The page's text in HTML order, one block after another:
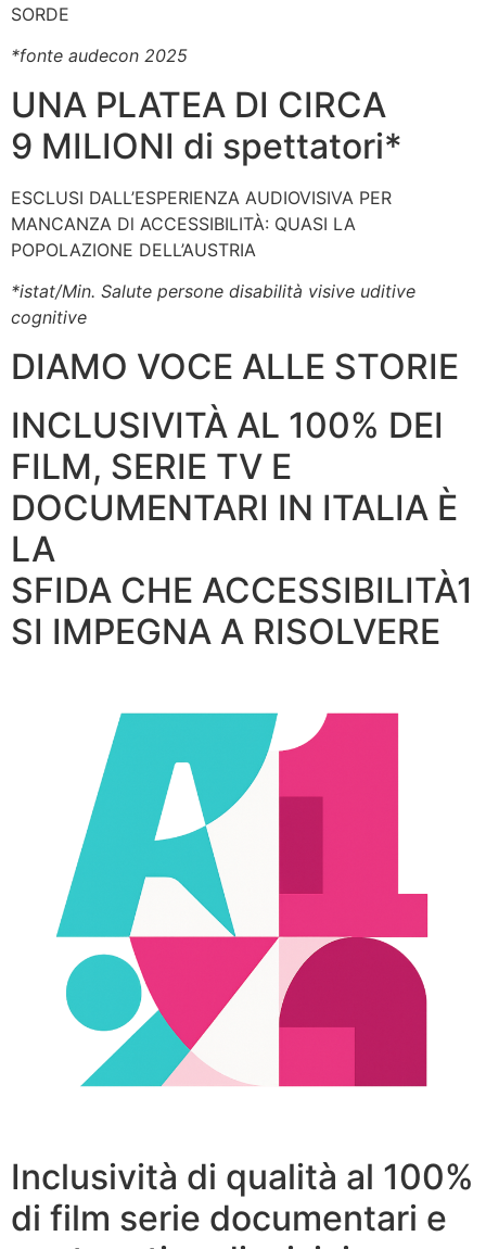
SORDE
*fonte audecon 2025
UNA PLATEA DI CIRCA
9 MILIONI di spettatori*
ESCLUSI DALL’ESPERIENZA AUDIOVISIVA PER
MANCANZA Dl ACCESSIBILITÀ: QUASI LA
POPOLAZIONE DELL’AUSTRIA
*istat/Min. Salute persone disabilità visive uditive
cognitive
DIAMO VOCE ALLE STORIE
INCLUSIVITÀ AL 100% DEI
FILM, SERIE TV E
DOCUMENTARI IN ITALIA È
LA
SFIDA CHE ACCESSIBILITÀ1
SI IMPEGNA A RISOLVERE
Inclusività di qualità al 100%
di film serie documentari e